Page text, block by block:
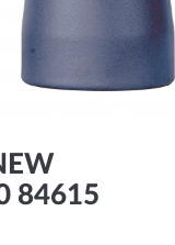
84615